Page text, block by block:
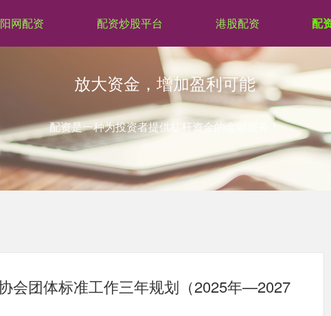
网配资 配资炒股平台 港股配资 配
放大资金，增加盈利可能
配资是一种为投资者提供杠杆资金的金融服务！
会团体标准工作三年规划（2025年—2027